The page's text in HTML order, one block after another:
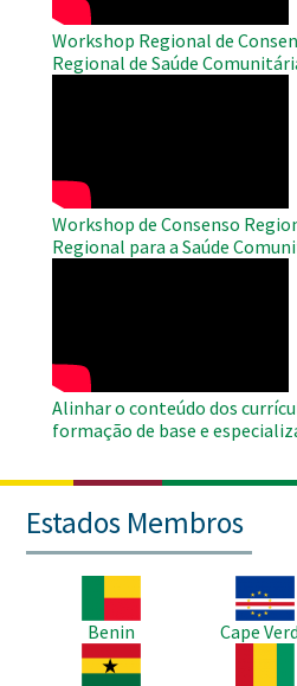
Workshop Regional de
Regional de Saúde
Workshop de Consenso
Regional para a Saúde
Alinhar o conteúdo dos
formação de base e
Estados Membros
Benin
Imagem
Cape
Imagem